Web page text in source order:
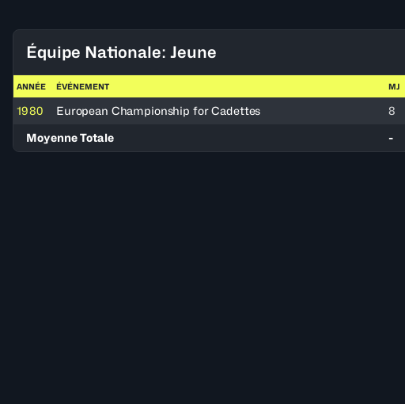
Équipe Nationale: Jeune
ANNÉE ÉVÉNEMENT MJ
1980 European Championship for Cadettes 8
Moyenne Totale
-